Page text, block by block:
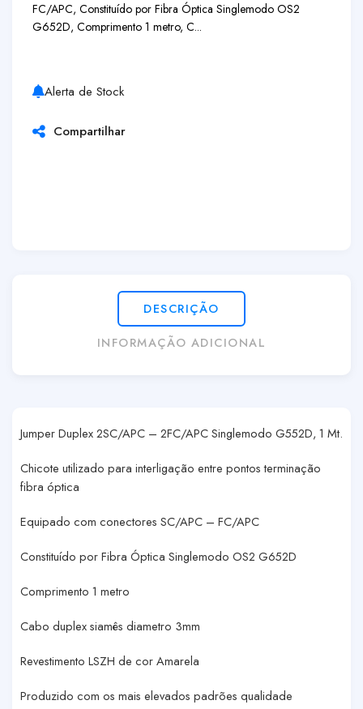
FC/APC, Constituído por Fibra Óptica Singlemodo OS2
G652D, Comprimento 1 metro, C...
Alerta de Stock
Compartilhar
DESCRIÇÃO
INFORMAÇÃO ADICIONAL
Jumper Duplex 2SC/APC – 2FC/APC Singlemodo G552D, 1 Mt.
Chicote utilizado para interligação entre pontos terminação
fibra óptica
Equipado com conectores SC/APC – FC/APC
Constituído por Fibra Óptica Singlemodo OS2 G652D
Comprimento 1 metro
Cabo duplex siamês diametro 3mm
Revestimento LSZH de cor Amarela
Produzido com os mais elevados padrões qualidade